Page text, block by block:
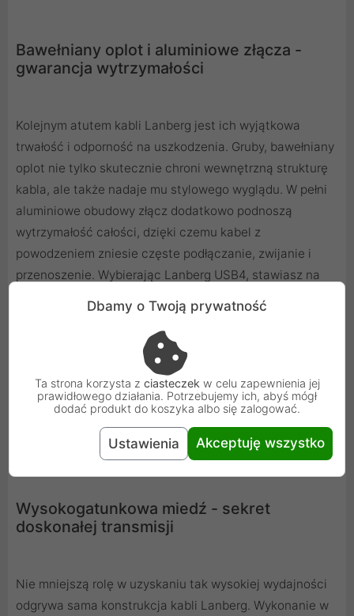
Bawełniany oplot i aluminiowe złącza -
gwarancja wytrzymałości
Kolejnym atutem kabli Lanberg jest ich wyjątkowa
trwałość i odporność na uszkodzenia. Gruby, bawełniany
oplot nie tylko skutecznie chroni wewnętrzną strukturę
kabla, ale także nadaje mu stylowego wyglądu. W pełni
aluminiowe obudowy złącz dodatkowo podnoszą
wytrzymałość całości, dzięki czemu kabel z
powodzeniem zniesie częste podłączanie, zwijanie i
przenoszenie. Wybierając Lanberg USB4, stawiasz na
nowoczesną technologię, długą żywotność i najwyższą
Wysokogatunkowa miedź - sekret
doskonałej transmisji
Nie mniejszą rolę w uzyskaniu tak wysokiej wydajności
odgrywa sama konstrukcja kabli Lanberg. Wykonanie w
Dbamy o Twoją prywatność
Ta strona korzysta z ciasteczek w celu zapewnienia jej
prawidłowego działania. Potrzebujemy ich, abyś mógł
dodać produkt do koszyka albo się zalogować.
Ustawienia Akceptuję wszystko